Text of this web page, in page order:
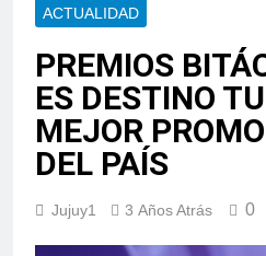
ACTUALIDAD
PREMIOS
ES DESTINO
MEJOR
DEL PAÍS
Jujuy1 3 Años Atrás 0